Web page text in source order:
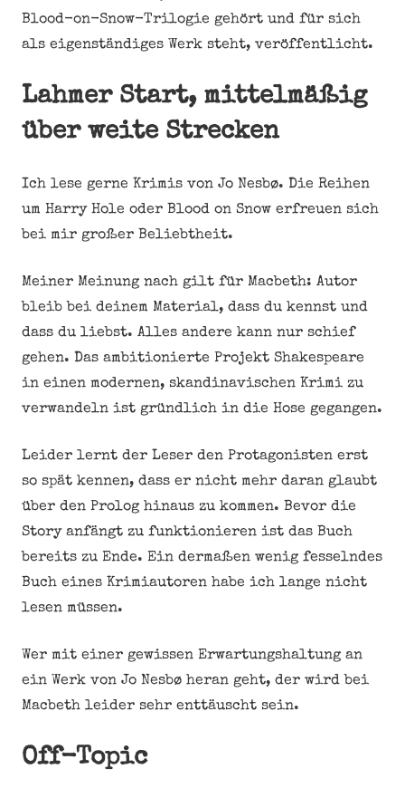
Blood-on-Snow-Trilogie gehört und für sich
als eigenständiges Werk steht, veröffentlicht.
Lahmer Start, mittelmäßig
über weite Strecken
Ich lese gerne Krimis von Jo Nesbø. Die Reihen
um Harry Hole oder Blood on Snow erfreuen sich
bei mir großer Beliebtheit.
Meiner Meinung nach gilt für Macbeth: Autor
bleib bei deinem Material, dass du kennst und
dass du liebst. Alles andere kann nur schief
gehen. Das ambitionierte Projekt Shakespeare
in einen modernen, skandinavischen Krimi zu
verwandeln ist gründlich in die Hose gegangen.
Leider lernt der Leser den Protagonisten erst
so spät kennen, dass er nicht mehr daran glaubt
über den Prolog hinaus zu kommen. Bevor die
Story anfängt zu funktionieren ist das Buch
bereits zu Ende. Ein dermaßen wenig fesselndes
Buch eines Krimiautoren habe ich lange nicht
lesen müssen.
Wer mit einer gewissen Erwartungshaltung an
ein Werk von Jo Nesbø heran geht, der wird bei
Macbeth leider sehr enttäuscht sein.
Off-Topic